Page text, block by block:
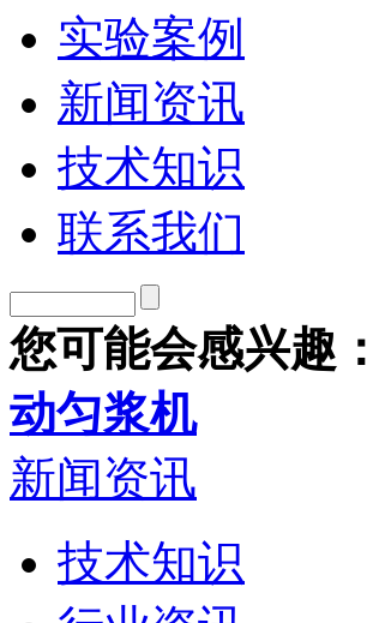
实验案例
新闻资讯
技术知识
联系我们
您可能会感兴趣：
动匀浆机
新闻资讯
技术知识